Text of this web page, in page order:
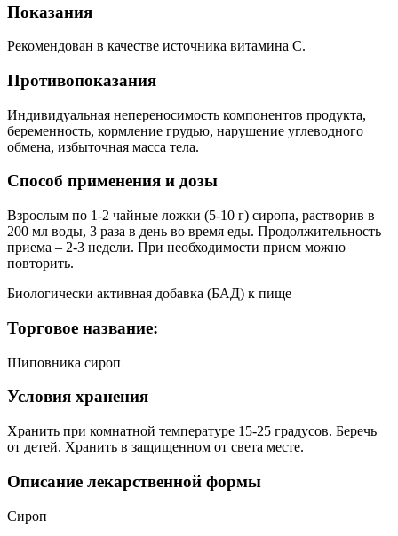
Показания
Рекомендован в качестве источника витамина С.
Противопоказания
Индивидуальная непереносимость компонентов продукта,
беременность, кормление грудью, нарушение углеводного
обмена, избыточная масса тела.
Способ применения и дозы
Взрослым по 1-2 чайные ложки (5-10 г) сиропа, растворив в
200 мл воды, 3 раза в день во время еды. Продолжительность
приема – 2-3 недели. При необходимости прием можно
повторить.
Биологически активная добавка (БАД) к пище
Торговое название:
Шиповника сироп
Условия хранения
Хранить при комнатной температуре 15-25 градусов. Беречь
от детей. Хранить в защищенном от света месте.
Описание лекарственной формы
Сироп